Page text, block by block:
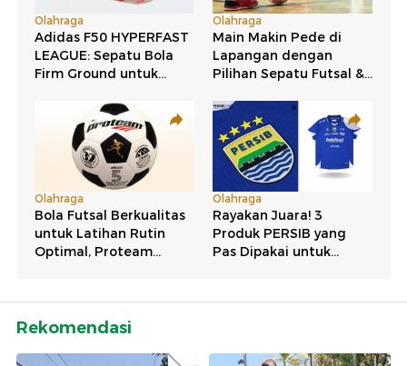
Rekomendasi